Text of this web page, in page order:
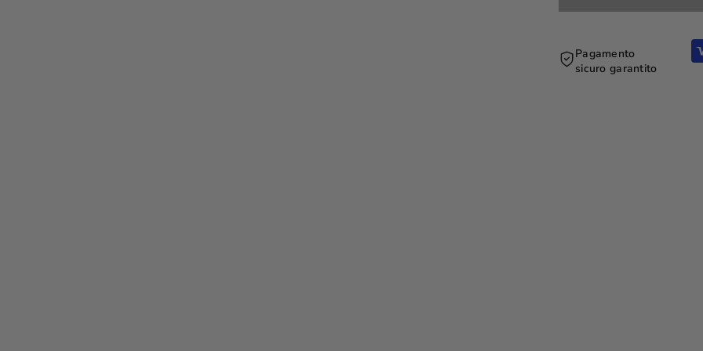
Pagamento
sicuro garantito